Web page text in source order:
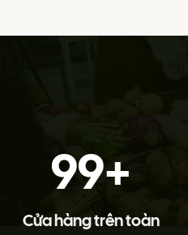
99+
Cửa hàng trên toàn